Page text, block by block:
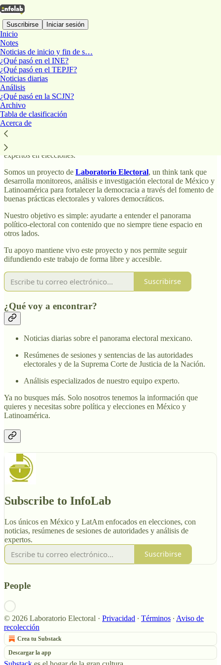
Suscribirse Iniciar sesión
Inicio
Notes
Noticias de inicio y fin de s…
¿Qué pasó en el INE?
¿Qué pasó en el TEPJF?
Noticias diarias
Análisis
¿Qué pasó en la SCJN?
Archivo
Tabla de clasificación
Acerca de
InfoLab - Laboratorio
Electoral
InfoLab
que te comparte noticias diarias, síntesis de sesiones de las
autoridades electorales mexicanas y análisis especializados de
expertos en elecciones.
Somos un proyecto de Laboratorio Electoral, un think tank que
desarrolla monitoreos, análisis e investigación electoral de México y
Latinoamérica para fortalecer la democracia a través del fomento de
buenas prácticas electorales y valores democráticos.
Nuestro objetivo es simple: ayudarte a entender el panorama
político-electoral con contenido que no siempre tiene espacio en
otros lados.
Tu apoyo mantiene vivo este proyecto y nos permite seguir
difundiendo este trabajo de forma libre y accesible.
Suscribirse
¿Qué voy a encontrar?
Noticias diarias sobre el panorama electoral mexicano.
Resúmenes de sesiones y sentencias de las autoridades
electorales y de la Suprema Corte de Justicia de la Nación.
Análisis especializados de nuestro equipo experto.
Ya no busques más. Solo nosotros tenemos la información que
quieres y necesitas sobre política y elecciones en México y
Latinoamérica.
Subscribe to InfoLab
Los únicos en México y LatAm enfocados en elecciones, con
noticias, resúmenes de sesiones de autoridades y análisis de
expertos.
Suscribirse
People
© 2026 Laboratorio Electoral · Privacidad ∙ Términos ∙ Aviso de
recolección
Crea tu Substack
Descargar la app